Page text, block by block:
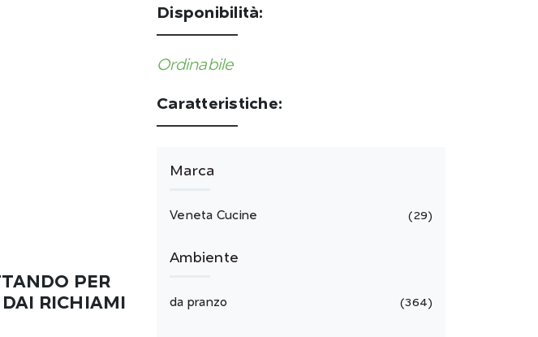
PER
RICHIAMI
Disponibilità:
Ordinabile
Caratteristiche:
Marca
Veneta Cucine 29
Ambiente
da pranzo 364